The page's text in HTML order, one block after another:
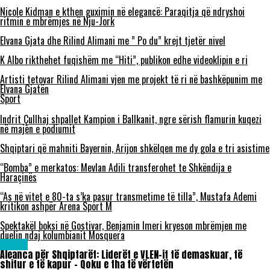
Nicole Kidman e kthen guximin në elegancë: Paraqitja që ndryshoi
ritmin e mbrëmjes në Nju-Jork
Elvana Gjata dhe Rilind Alimani me ” Po du” krejt tjetër nivel
K Albo rikthehet fuqishëm me “Hiti”, publikon edhe videoklipin e ri
Artisti tetovar Rilind Alimani vjen me projekt të ri në bashkëpunim me
Elvana Gjatën
Sport
Indrit Çullhaj shpallet Kampion i Ballkanit, ngre sërish flamurin kuqezi
në majën e podiumit
Shqiptari që mahniti Bayernin, Arijon shkëlqen me dy gola e tri asistime
“Bomba” e merkatos: Mevlan Adili transferohet te Shkëndija e
Haraçinës
“As në vitet e 80-ta s’ka pasur transmetime të tilla”, Mustafa Ademi
kritikon ashpër Arena Sport M
Spektakël boksi në Gostivar, Benjamin Imeri kryeson mbrëmjen me
duelin ndaj kolumbianit Mosquera
Aleanca për Shqiptarët: Liderët e VLEN-it të demaskuar, të
shitur e të kapur – Qoku e tha të vërtetën